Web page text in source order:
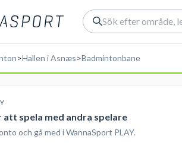
>Hallen i Asnæs>Badmintonbane
att spela med andra spelare
och gå med i WannaSport PLAY.